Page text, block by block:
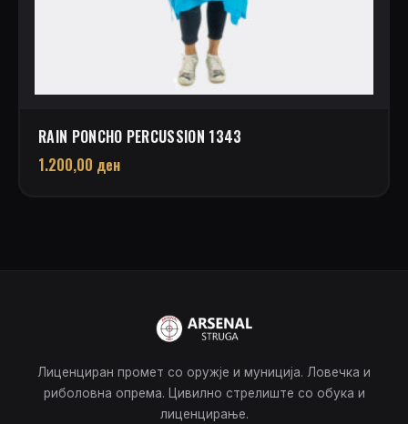
RAIN PONCHO PERCUSSION 1343
1.200,00 ден
Лиценциран промет со оружје и муниција. Ловечка и
риболовна опрема. Цивилно стрелиште со обука и
лиценцирање.